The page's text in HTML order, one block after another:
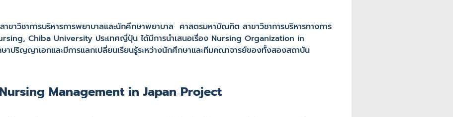
ารบริหารการพยาบาลและนักศึกษาพยาบาล ศาสตรมหาบัณฑิต สาขาวิชาการบริหารทางการ
Chiba University ประเทศญี่ปุ่น ได้มีการนำเสนอเรื่อง Nursing Organization in
ริญญาเอกและมีการแลกเปลี่ยนเรียนรู้ระหว่างนักศึกษาและทีมคณาจารย์ของทั้งสองสถาบัน
Management in Japan Project